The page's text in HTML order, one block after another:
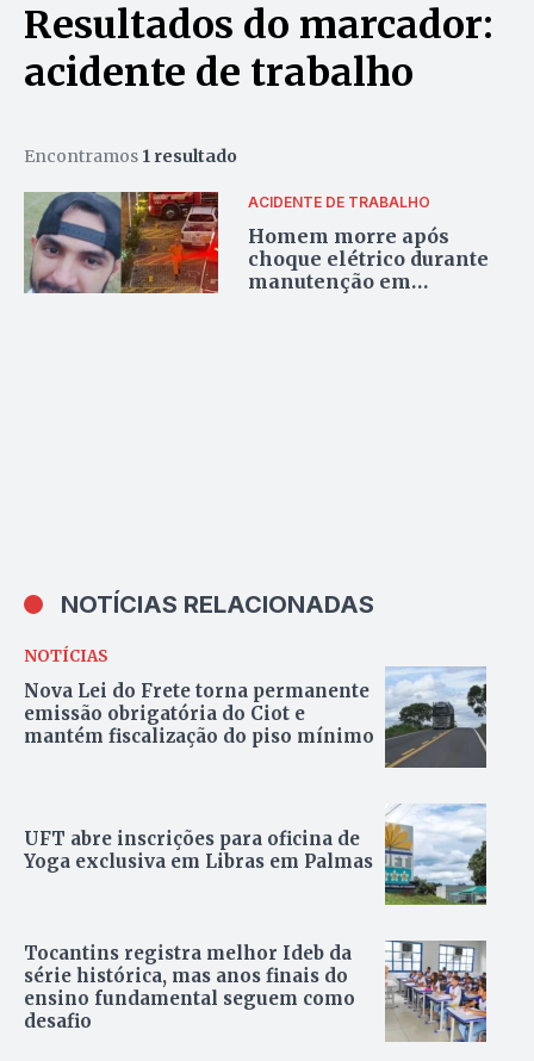
Resultados do marcador:
acidente de trabalho
Encontramos 1 resultado
ACIDENTE DE TRABALHO
Homem morre após
choque elétrico durante
manutenção em
NOTÍCIAS RELACIONADAS
NOTÍCIAS
Nova Lei do Frete torna permanente
emissão obrigatória do Ciot e
mantém fiscalização do piso mínimo
UFT abre inscrições para oficina de
Yoga exclusiva em Libras em Palmas
Tocantins registra melhor Ideb da
série histórica, mas anos finais do
ensino fundamental seguem como
desafio